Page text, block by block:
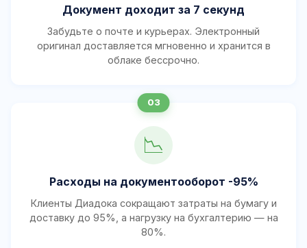
Документ доходит за 7 секунд
Забудьте о почте и курьерах. Электронный
оригинал доставляется мгновенно и хранится в
облаке бессрочно.
📉
Расходы на документооборот -95%
Клиенты Диадока сокращают затраты на бумагу и
доставку до 95%, а нагрузку на бухгалтерию — на
80%.